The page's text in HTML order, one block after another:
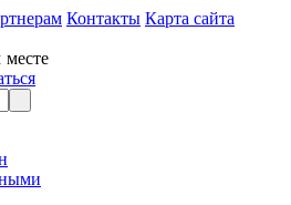
Контакты Карта сайта